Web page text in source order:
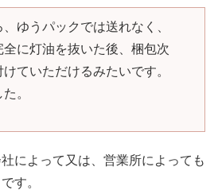
ゆうパックでは送れなく、
全に灯油を抜いた後、梱包次
ていただけるみたいです。
。
によって又は、営業所によっても
す。